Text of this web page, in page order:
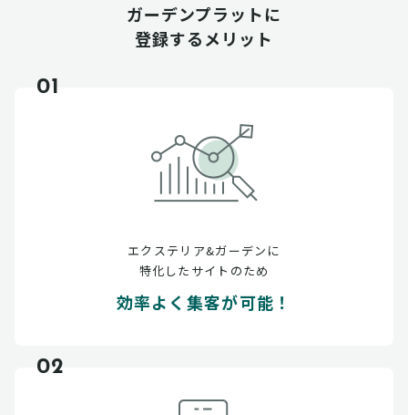
ガーデンプラットに
登録するメリット
01
エクステリア&ガーデンに
特化したサイトのため
効率よく集客が可能！
02